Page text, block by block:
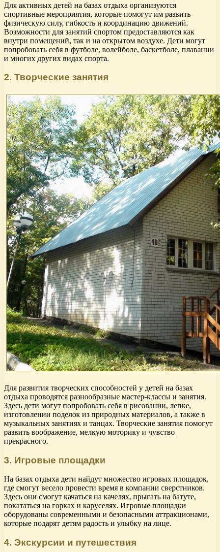
Для активных детей на базах отдыха организуются
спортивные мероприятия, которые помогут им развить
физическую силу, гибкость и координацию движений.
Возможности для занятий спортом предоставляются как
внутри помещений, так и на открытом воздухе. Дети могут
попробовать себя в футболе, волейболе, баскетболе, плавании
и многих других видах спорта.
2. Творческие занятия
Для развития творческих способностей у детей на базах
отдыха проводятся разнообразные мастер-классы и занятия.
Здесь дети могут попробовать себя в рисовании, лепке,
изготовлении поделок из природных материалов, а также в
музыкальных занятиях и танцах. Творческие занятия помогут
развить воображение, мелкую моторику и чувство
прекрасного.
3. Игровые площадки
На базах отдыха дети найдут множество игровых площадок,
где смогут весело провести время в компании сверстников.
Здесь они смогут качаться на качелях, прыгать на батуте,
покататься на горках и каруселях. Игровые площадки
оборудованы современными и безопасными аттракционами,
которые подарят детям радость и улыбку на лице.
4. Экскурсии и путешествия